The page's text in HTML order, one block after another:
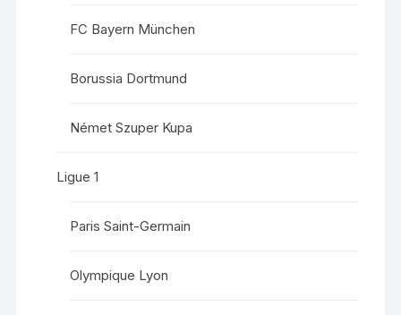
FC Bayern München
Borussia Dortmund
Német Szuper Kupa
Ligue 1
Paris Saint-Germain
Olympique Lyon